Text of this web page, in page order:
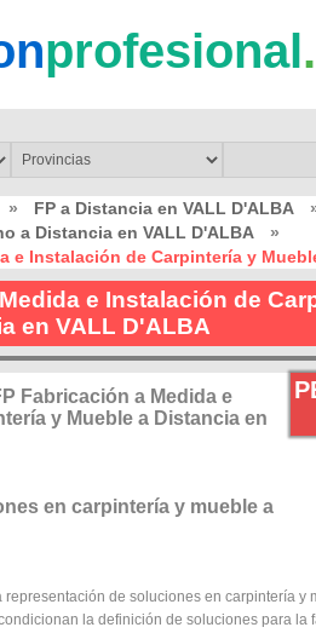
profesional
» FP a Distancia en VALL D'ALBA
a Distancia en VALL D'ALBA
»
e Instalación de Carpintería y
e Instalación de
en VALL D'ALBA
Fabricación a Medida e
y Mueble a Distancia en
en carpintería y mueble a
de soluciones en carpintería y
la definición de soluciones para la